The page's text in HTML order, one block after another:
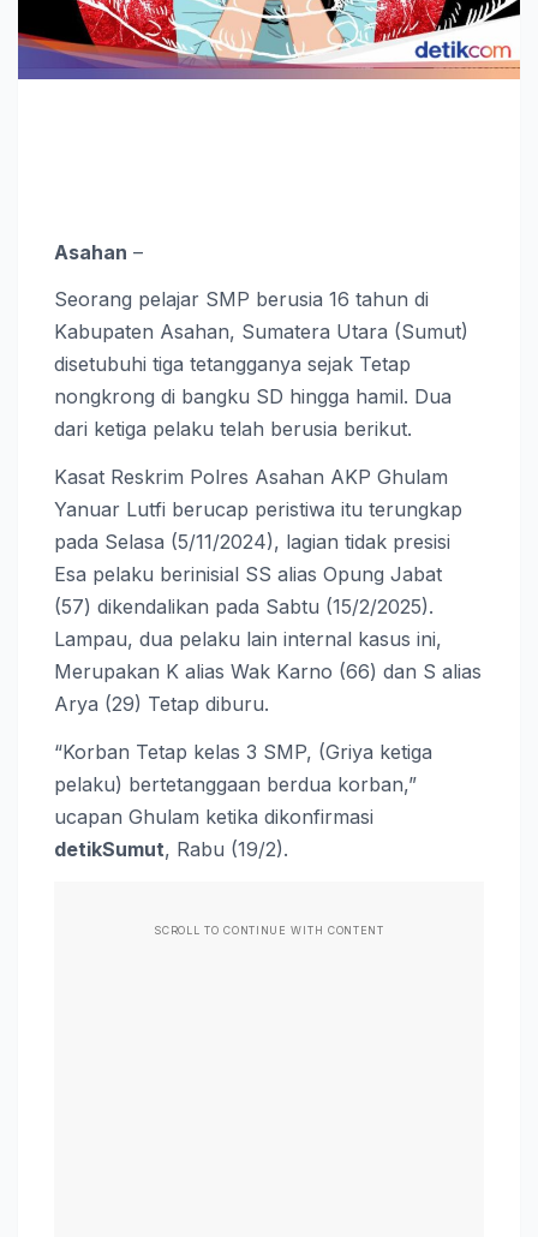
Asahan –
Seorang pelajar SMP berusia 16 tahun di
Kabupaten Asahan, Sumatera Utara (Sumut)
disetubuhi tiga tetangganya sejak Tetap
nongkrong di bangku SD hingga hamil. Dua
dari ketiga pelaku telah berusia berikut.
Kasat Reskrim Polres Asahan AKP Ghulam
Yanuar Lutfi berucap peristiwa itu terungkap
pada Selasa (5/11/2024), lagian tidak presisi
Esa pelaku berinisial SS alias Opung Jabat
(57) dikendalikan pada Sabtu (15/2/2025).
Lampau, dua pelaku lain internal kasus ini,
Merupakan K alias Wak Karno (66) dan S alias
Arya (29) Tetap diburu.
“Korban Tetap kelas 3 SMP, (Griya ketiga
pelaku) bertetanggaan berdua korban,”
ucapan Ghulam ketika dikonfirmasi
detikSumut, Rabu (19/2).
SCROLL TO CONTINUE WITH CONTENT